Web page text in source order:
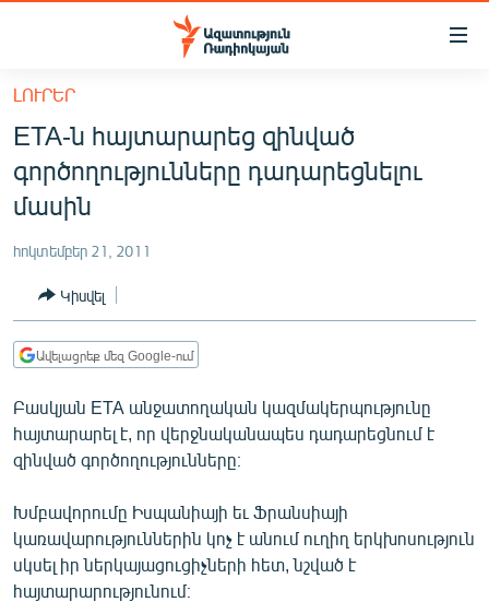
Մատչելիության
հիմնական
բովանդակությանը
հիմնական
մենյուին
ՔԱՂԱՔԱԿԱՆ
ՀԱՍԱՐԱԿՈՒԹՅՈՒՆ
ՏՆՏԵՍՈՒԹՅՈՒՆ
ՊԱՏԵՐԱԶՄԻ 6 ՇԱԲԱԹՆԵՐԸ
ՏԱՐԱԾԱՇՐՋԱՆ
ՄԻՋԱԶԳԱՅԻՆ
ՄՇԱԿՈՒՅԹ
ՍՊՈՐՏ
ԼՈՒՐԵՐ
ETA-ն հայտարարեց զինված
գործողությունները դադարեցնելու
մասին
հոկտեմբեր 21, 2011
Կիսվել
Ավելացրեք մեզ Google-ում
Բասկյան ETA անջատողական կազմակերպությունը
հայտարարել է, որ վերջնականապես դադարեցնում է
զինված գործողությունները։
Խմբավորումը Իսպանիայի եւ Ֆրանսիայի
կառավարություններին կոչ է անում ուղիղ երկխոսություն
սկսել իր ներկայացուցիչների հետ, նշված է
հայտարարությունում։